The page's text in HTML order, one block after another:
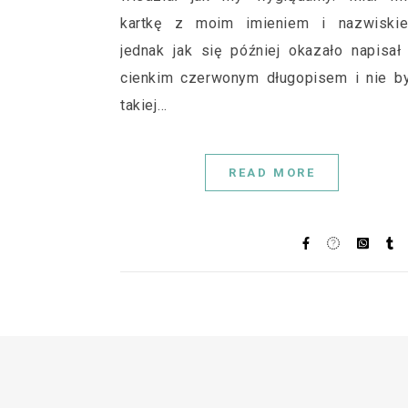
kartkę z moim imieniem i
jednak jak się później okazało napisał
cienkim czerwonym długopisem i nie
takiej…
READ MORE